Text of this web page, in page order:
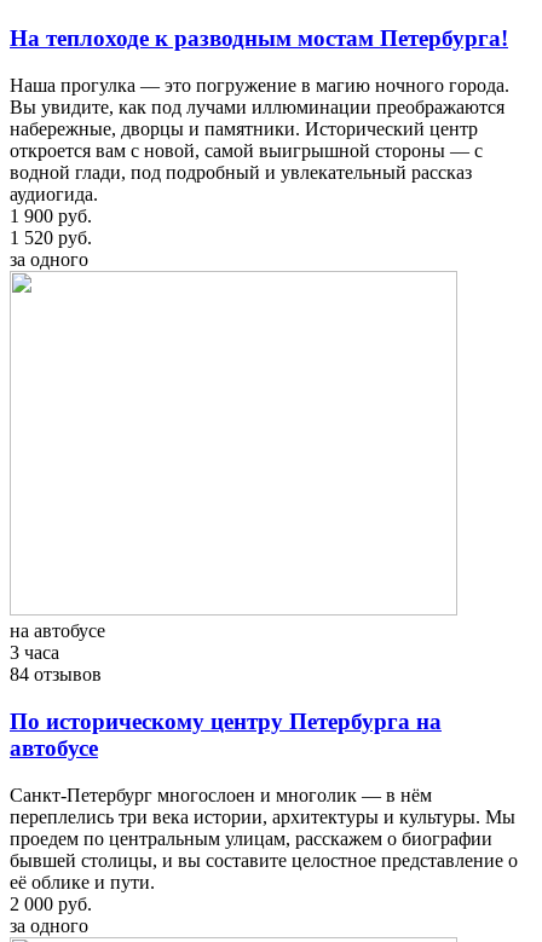
На теплоходе к разводным мостам Петербурга!
Наша прогулка — это погружение в магию ночного города.
Вы увидите, как под лучами иллюминации преображаются
набережные, дворцы и памятники. Исторический центр
откроется вам с новой, самой выигрышной стороны — с
водной глади, под подробный и увлекательный рассказ
аудиогида.
1 900 руб.
1 520 руб.
за одного
на автобусе
3 часа
84 отзывов
По историческому центру Петербурга на
автобусе
Санкт-Петербург многослоен и многолик — в нём
переплелись три века истории, архитектуры и культуры. Мы
проедем по центральным улицам, расскажем о биографии
бывшей столицы, и вы составите целостное представление о
её облике и пути.
2 000 руб.
за одного